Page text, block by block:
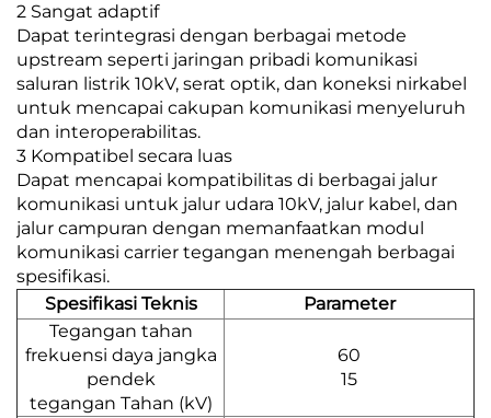
2 Sangat adaptif
Dapat terintegrasi dengan berbagai metode
upstream seperti jaringan pribadi komunikasi
saluran listrik 10kV, serat optik, dan koneksi nirkabel
untuk mencapai cakupan komunikasi menyeluruh
dan interoperabilitas.
3 Kompatibel secara luas
Dapat mencapai kompatibilitas di berbagai jalur
komunikasi untuk jalur udara 10kV, jalur kabel, dan
jalur campuran dengan memanfaatkan modul
komunikasi carrier tegangan menengah berbagai
spesifikasi.
Spesifikasi Teknis
Parameter
Tegangan tahan
frekuensi daya jangka
pendek
tegangan Tahan (kV)
60
15